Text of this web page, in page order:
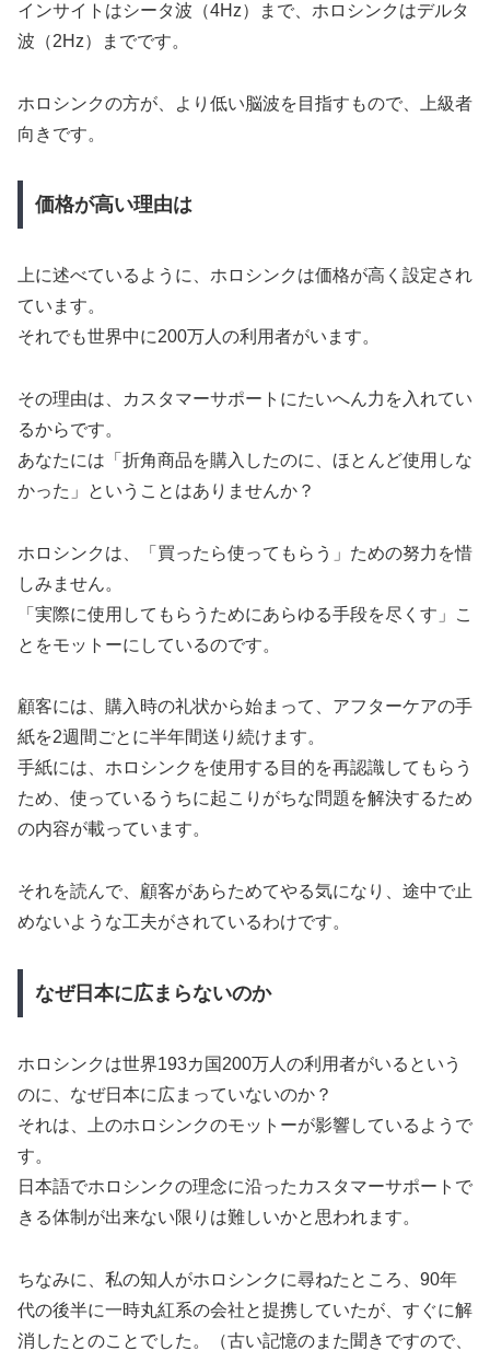
インサイトはシータ波（4Hz）まで、ホロシンクはデルタ
波（2Hz）までです。
ホロシンクの方が、より低い脳波を目指すもので、上級者
向きです。
価格が高い理由は
上に述べているように、ホロシンクは価格が高く設定され
ています。
それでも世界中に200万人の利用者がいます。
その理由は、カスタマーサポートにたいへん力を入れてい
るからです。
あなたには「折角商品を購入したのに、ほとんど使用しな
かった」ということはありませんか？
ホロシンクは、「買ったら使ってもらう」ための努力を惜
しみません。
「実際に使用してもらうためにあらゆる手段を尽くす」こ
とをモットーにしているのです。
顧客には、購入時の礼状から始まって、アフターケアの手
紙を2週間ごとに半年間送り続けます。
手紙には、ホロシンクを使用する目的を再認識してもらう
ため、使っているうちに起こりがちな問題を解決するため
の内容が載っています。
それを読んで、顧客があらためてやる気になり、途中で止
めないような工夫がされているわけです。
なぜ日本に広まらないのか
ホロシンクは世界193カ国200万人の利用者がいるという
のに、なぜ日本に広まっていないのか？
それは、上のホロシンクのモットーが影響しているようで
す。
日本語でホロシンクの理念に沿ったカスタマーサポートで
きる体制が出来ない限りは難しいかと思われます。
ちなみに、私の知人がホロシンクに尋ねたところ、90年
代の後半に一時丸紅系の会社と提携していたが、すぐに解
消したとのことでした。（古い記憶のまた聞きですので、